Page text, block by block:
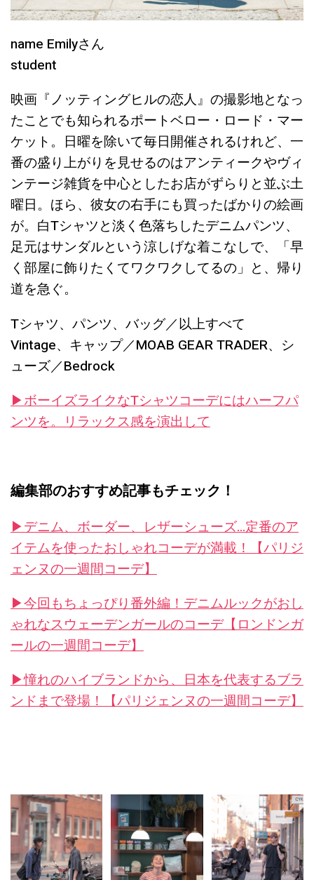
name Emilyさん
student
映画『ノッティングヒルの恋人』の撮影地となっ
たことでも知られるポートベロー・ロード・マー
ケット。日曜を除いて毎日開催されるけれど、一
番の盛り上がりを見せるのはアンティークやヴィ
ンテージ雑貨を中心としたお店がずらりと並ぶ土
曜日。ほら、彼女の右手にも買ったばかりの絵画
が。白Tシャツと淡く色落ちしたデニムパンツ、
足元はサンダルという涼しげな着こなしで、「早
く部屋に飾りたくてワクワクしてるの」と、帰り
道を急ぐ。
Tシャツ、パンツ、バッグ／以上すべて
Vintage、キャップ／MOAB GEAR TRADER、シ
ューズ／Bedrock
▶︎ボーイズライクなTシャツコーデにはハーフパ
ンツを。リラックス感を演出して
編集部のおすすめ記事もチェック！
▶︎デニム、ボーダー、レザーシューズ…定番のア
イテムを使ったおしゃれコーデが満載！【パリジ
ェンヌの一週間コーデ】
▶︎今回もちょっぴり番外編！デニムルックがおし
ゃれなスウェーデンガールのコーデ【ロンドンガ
ールの一週間コーデ】
▶︎憧れのハイブランドから、日本を代表するブラ
ンドまで登場！【パリジェンヌの一週間コーデ】